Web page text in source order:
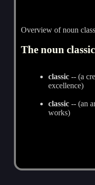
Overview of noun
The noun
classic -- (a
excellence)
classic -- (an
works)